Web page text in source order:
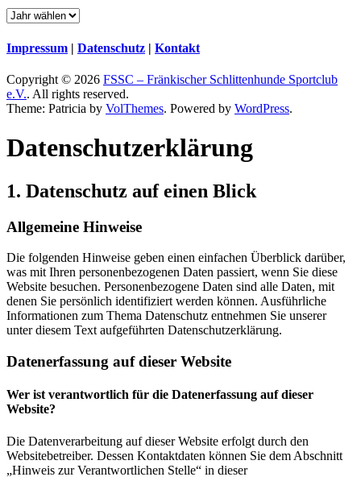
Impressum | Datenschutz | Kontakt
Copyright © 2026 FSSC – Fränkischer Schlittenhunde Sportclub
e.V.. All rights reserved.
Theme: Patricia by VolThemes. Powered by WordPress.
Datenschutz­erklärung
1. Datenschutz auf einen Blick
Allgemeine Hinweise
Die folgenden Hinweise geben einen einfachen Überblick darüber,
was mit Ihren personenbezogenen Daten passiert, wenn Sie diese
Website besuchen. Personenbezogene Daten sind alle Daten, mit
denen Sie persönlich identifiziert werden können. Ausführliche
Informationen zum Thema Datenschutz entnehmen Sie unserer
unter diesem Text aufgeführten Datenschutzerklärung.
Datenerfassung auf dieser Website
Wer ist verantwortlich für die Datenerfassung auf dieser
Website?
Die Datenverarbeitung auf dieser Website erfolgt durch den
Websitebetreiber. Dessen Kontaktdaten können Sie dem Abschnitt
„Hinweis zur Verantwortlichen Stelle“ in dieser